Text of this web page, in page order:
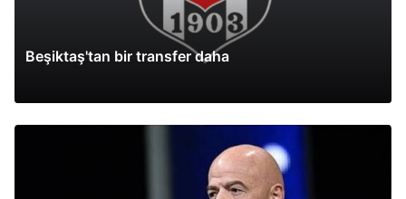
Beşiktaş'tan bir transfer daha